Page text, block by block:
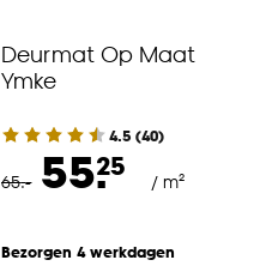
Deurmat Op Maat
Ymke
4.5 (40)
65.- 55.25
/ m²
Bezorgen 4 werkdagen